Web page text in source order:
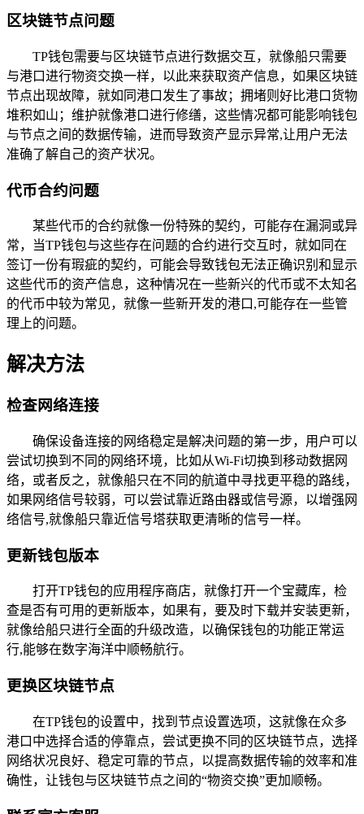
区块链节点问题
TP钱包需要与区块链节点进行数据交互，就像船只需要
与港口进行物资交换一样，以此来获取资产信息，如果区块链
节点出现故障，就如同港口发生了事故；拥堵则好比港口货物
堆积如山；维护就像港口进行修缮，这些情况都可能影响钱包
与节点之间的数据传输，进而导致资产显示异常,让用户无法
准确了解自己的资产状况。
代币合约问题
某些代币的合约就像一份特殊的契约，可能存在漏洞或异
常，当TP钱包与这些存在问题的合约进行交互时，就如同在
签订一份有瑕疵的契约，可能会导致钱包无法正确识别和显示
这些代币的资产信息，这种情况在一些新兴的代币或不太知名
的代币中较为常见，就像一些新开发的港口,可能存在一些管
理上的问题。
解决方法
检查网络连接
确保设备连接的网络稳定是解决问题的第一步，用户可以
尝试切换到不同的网络环境，比如从Wi-Fi切换到移动数据网
络，或者反之，就像船只在不同的航道中寻找更平稳的路线，
如果网络信号较弱，可以尝试靠近路由器或信号源，以增强网
络信号,就像船只靠近信号塔获取更清晰的信号一样。
更新钱包版本
打开TP钱包的应用程序商店，就像打开一个宝藏库，检
查是否有可用的更新版本，如果有，要及时下载并安装更新，
就像给船只进行全面的升级改造，以确保钱包的功能正常运
行,能够在数字海洋中顺畅航行。
更换区块链节点
在TP钱包的设置中，找到节点设置选项，这就像在众多
港口中选择合适的停靠点，尝试更换不同的区块链节点，选择
网络状况良好、稳定可靠的节点，以提高数据传输的效率和准
确性，让钱包与区块链节点之间的“物资交换”更加顺畅。